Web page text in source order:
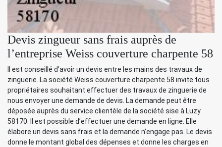
Devis zingueur sans frais auprès de
l’entreprise Weiss couverture charpente 58
Il est conseillé d’avoir un devis entre les mains des travaux de
zinguerie. La société Weiss couverture charpente 58 invite tous
propriétaires souhaitant effectuer des travaux de zinguerie de
nous envoyer une demande de devis. La demande peut être
déposée auprès du service clientèle de la société sise à Luzy
58170. Il est possible d’effectuer une demande en ligne. Elle
élabore un devis sans frais et la demande n’engage pas. Le devis
donne le montant global des dépenses et donne les charges en